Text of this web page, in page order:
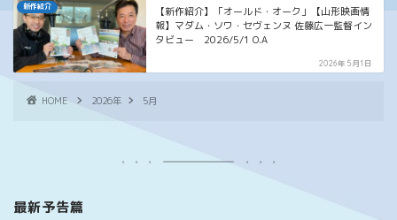
新作紹介
【新作紹介】「オールド・オーク」【山形映画情
報】マダム・ソワ・セヴェンヌ 佐藤広一監督イン
タビュー 2026/5/1 O.A
2026年5月1日
HOME 2026年 5月
最新予告篇